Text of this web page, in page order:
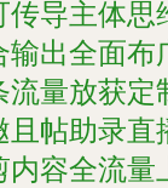
传导主体思
输出全面布
流量放获定
且帖助录直
内容全流量